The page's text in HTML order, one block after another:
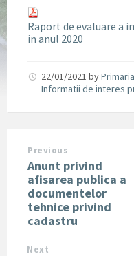
Raport de evaluare a
in anul 2020
22/01/2021 by
Informatii de interes
Previous
Anunt privind
afisarea publica a
documentelor
tehnice privind
cadastru
Next